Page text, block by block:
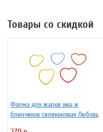
Товары со скидкой
Форма для жарки яиц и
блинчиков силиконовая Любовь